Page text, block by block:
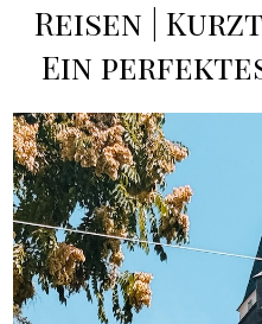
Reisen |
Ein